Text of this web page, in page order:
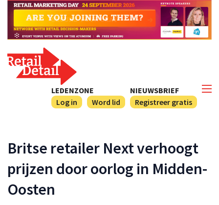
NIEUWSBRIEF
Registreer gratis
LEDENZONE
Log in
Word lid
Britse retailer Next verhoogt
prijzen door oorlog in Midden-
Oosten